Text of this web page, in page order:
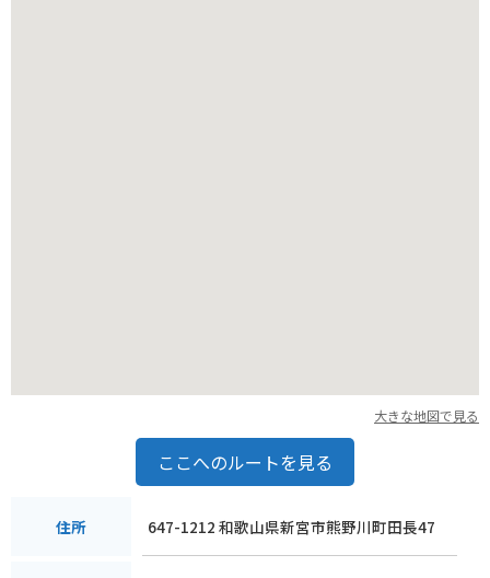
大きな地図で見る
ここへのルートを見る
住所 647-1212 和歌山県新宮市熊野川町田長47